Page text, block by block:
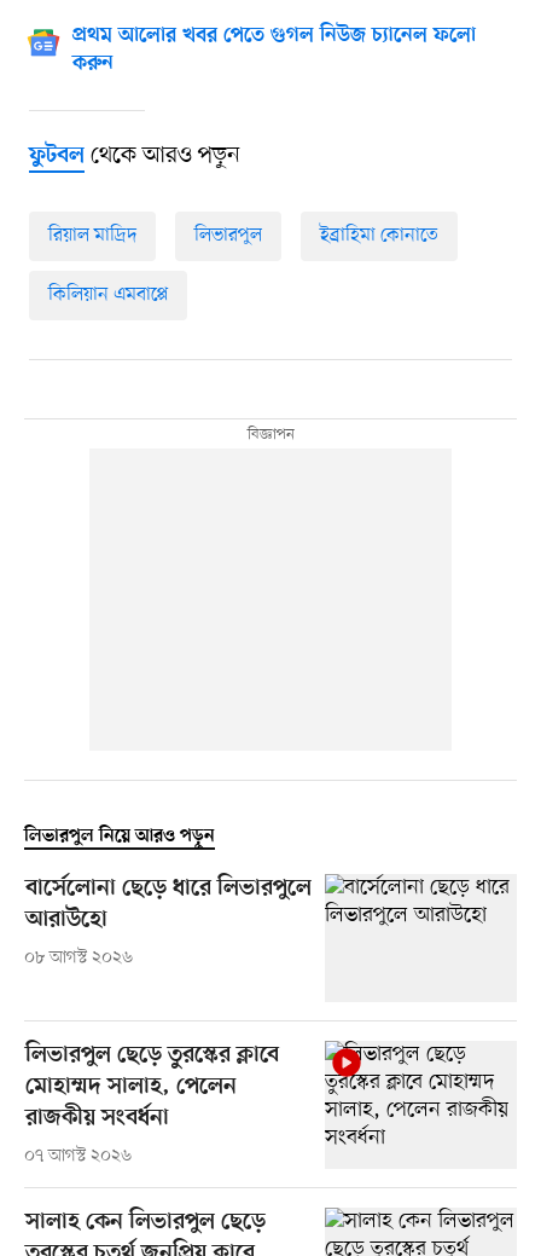
প্রথম আলোর খবর পেতে গুগল নিউজ চ্যানেল ফলো
করুন
ফুটবলথেকে আরও পড়ুন
রিয়াল মাদ্রিদ লিভারপুল ইব্রাহিমা কোনাতে
কিলিয়ান এমবাপ্পে
লিভারপুল নিয়ে আরও পড়ুন
বার্সেলোনা ছেড়ে ধারে লিভারপুলে
আরাউহো
০৮ আগস্ট ২০২৬
লিভারপুল ছেড়ে তুরস্কের ক্লাবে
মোহাম্মদ সালাহ, পেলেন
রাজকীয় সংবর্ধনা
০৭ আগস্ট ২০২৬
সালাহ কেন লিভারপুল ছেড়ে